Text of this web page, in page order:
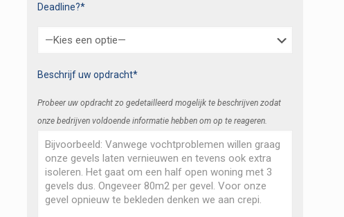
Deadline?*
Beschrijf uw opdracht*
Probeer uw opdracht zo gedetailleerd mogelijk te beschrijven zodat
onze bedrijven voldoende informatie hebben om op te reageren.